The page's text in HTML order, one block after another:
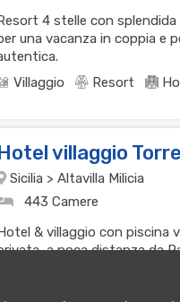
4 stelle con
una vacanza in coppia e
Villaggio
Resort
villaggio
Sicilia > Altavilla Milicia
443 Camere
& villaggio con piscina
a poca distanza da